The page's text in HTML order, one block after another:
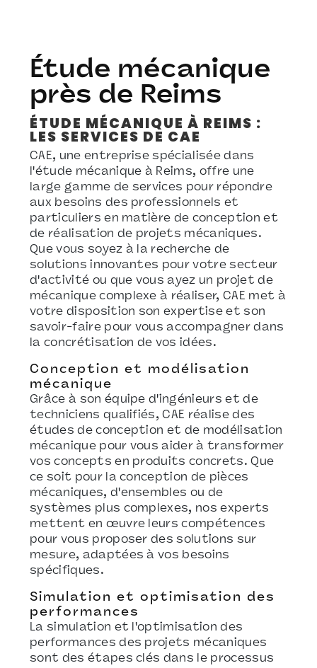
Étude mécanique
près de Reims
ÉTUDE MÉCANIQUE À REIMS :
LES SERVICES DE CAE
CAE, une entreprise spécialisée dans
l'étude mécanique à Reims, offre une
large gamme de services pour répondre
aux besoins des professionnels et
particuliers en matière de conception et
de réalisation de projets mécaniques.
Que vous soyez à la recherche de
solutions innovantes pour votre secteur
d'activité ou que vous ayez un projet de
mécanique complexe à réaliser, CAE met à
votre disposition son expertise et son
savoir-faire pour vous accompagner dans
la concrétisation de vos idées.
Conception et modélisation
mécanique
Grâce à son équipe d'ingénieurs et de
techniciens qualifiés, CAE réalise des
études de conception et de modélisation
mécanique pour vous aider à transformer
vos concepts en produits concrets. Que
ce soit pour la conception de pièces
mécaniques, d'ensembles ou de
systèmes plus complexes, nos experts
mettent en œuvre leurs compétences
pour vous proposer des solutions sur
mesure, adaptées à vos besoins
spécifiques.
Simulation et optimisation des
performances
La simulation et l'optimisation des
performances des projets mécaniques
sont des étapes clés dans le processus